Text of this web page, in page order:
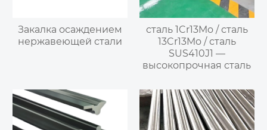
Закалка осаждением
нержавеющей стали
сталь 1Cr13Mo / сталь
13Cr13Mo / сталь
SUS410J1 —
высокопрочная сталь